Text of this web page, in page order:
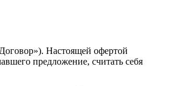
Настоящей офертой
предложение, считать себя